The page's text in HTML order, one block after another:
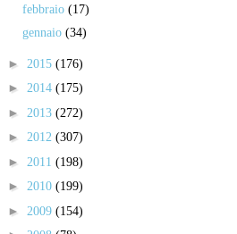
febbraio (17)
gennaio (34)
► 2015 (176)
► 2014 (175)
► 2013 (272)
► 2012 (307)
► 2011 (198)
► 2010 (199)
► 2009 (154)